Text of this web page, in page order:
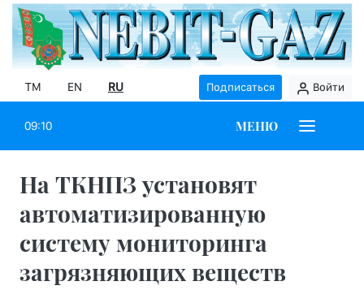
TM EN RU Подписаться Войти
09:10 МЕНЮ
На ТКНПЗ установят ​
автоматизированную
систему мониторинга
загрязняющих веществ